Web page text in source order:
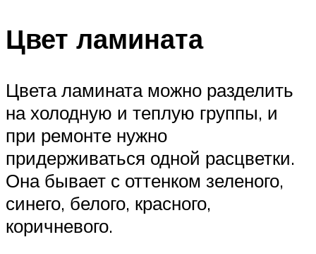
Цвет ламината
Цвета ламината можно разделить
на холодную и теплую группы, и
при ремонте нужно
придерживаться одной расцветки.
Она бывает с оттенком зеленого,
синего, белого, красного,
коричневого.